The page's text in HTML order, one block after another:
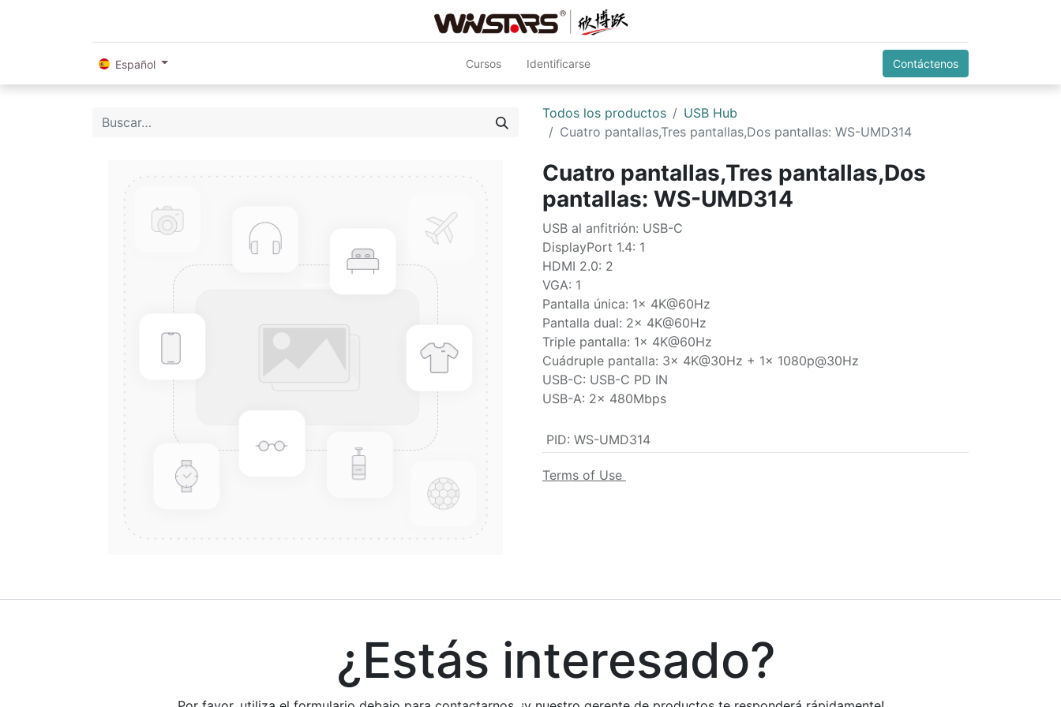
Español Cursos Identificarse Contáctenos
Todos los productos
USB Hub
Cuatro pantallas,Tres pantallas,Dos pantallas: WS-UMD314
Cuatro pantallas,Tres pantallas,Dos
pantallas: WS-UMD314
USB al anfitrión: USB-C
DisplayPort 1.4: 1
HDMI 2.0: 2
VGA: 1
Pantalla única: 1x 4K@60Hz
Pantalla dual: 2x 4K@60Hz
Triple pantalla: 1x 4K@60Hz
Cuádruple pantalla: 3x 4K@30Hz + 1x 1080p@30Hz
USB-C: USB-C PD IN
USB-A: 2x 480Mbps
PID: WS-UMD314
Terms of Use
¿Estás interesado?